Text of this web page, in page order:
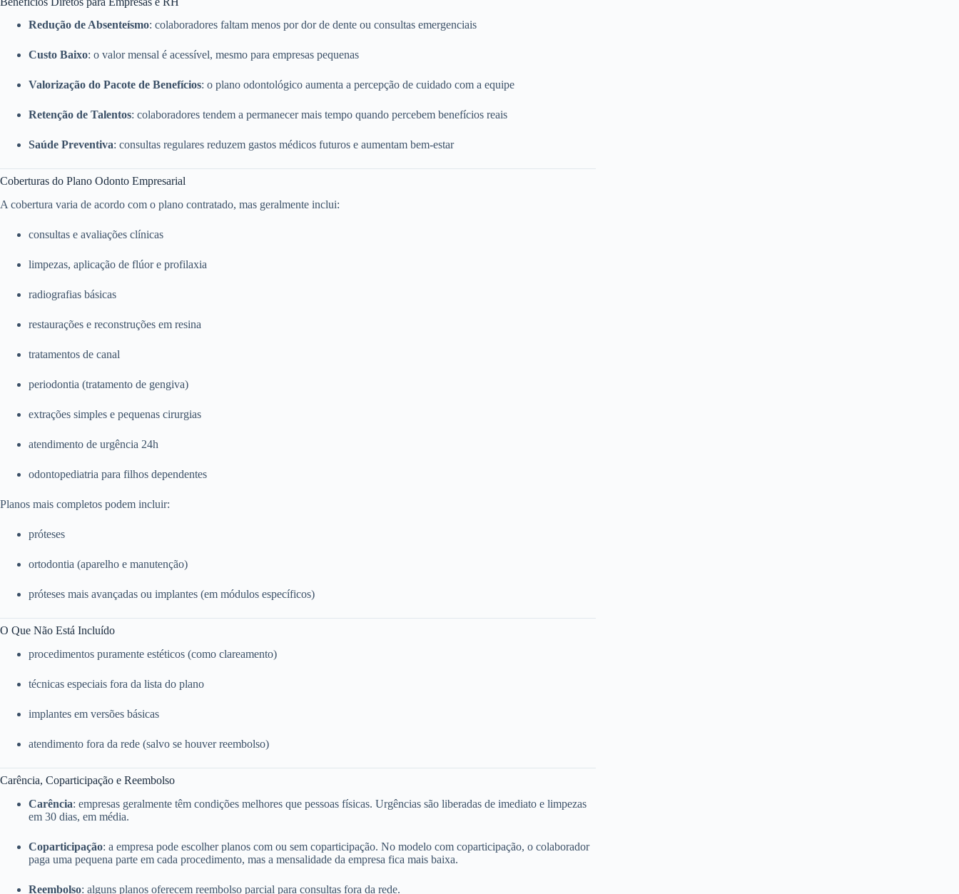
Redução de Absenteísmo: colaboradores faltam menos por dor de dente ou consultas emergenciais
Custo Baixo: o valor mensal é acessível, mesmo para empresas pequenas
Valorização do Pacote de Benefícios: o plano odontológico aumenta a percepção de cuidado com a equipe
Retenção de Talentos: colaboradores tendem a permanecer mais tempo quando percebem benefícios reais
Saúde Preventiva: consultas regulares reduzem gastos médicos futuros e aumentam bem-estar
Coberturas do Plano Odonto Empresarial
A cobertura varia de acordo com o plano contratado, mas geralmente inclui:
consultas e avaliações clínicas
limpezas, aplicação de flúor e profilaxia
radiografias básicas
restaurações e reconstruções em resina
tratamentos de canal
periodontia (tratamento de gengiva)
extrações simples e pequenas cirurgias
atendimento de urgência 24h
odontopediatria para filhos dependentes
Planos mais completos podem incluir:
próteses
ortodontia (aparelho e manutenção)
próteses mais avançadas ou implantes (em módulos específicos)
O Que Não Está Incluído
procedimentos puramente estéticos (como clareamento)
técnicas especiais fora da lista do plano
implantes em versões básicas
atendimento fora da rede (salvo se houver reembolso)
Carência, Coparticipação e Reembolso
Carência: empresas geralmente têm condições melhores que pessoas físicas. Urgências são liberadas de imediato e limpezas
em 30 dias, em média.
Coparticipação: a empresa pode escolher planos com ou sem coparticipação. No modelo com coparticipação, o colaborador
paga uma pequena parte em cada procedimento, mas a mensalidade da empresa fica mais baixa.
Reembolso: alguns planos oferecem reembolso parcial para consultas fora da rede.